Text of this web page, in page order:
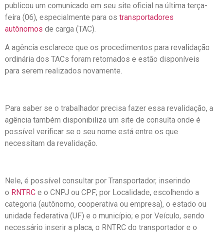
publicou um comunicado em seu site oficial na última terça-
feira (06), especialmente para os transportadores
autônomos de carga (TAC).
A agência esclarece que os procedimentos para revalidação
ordinária dos TACs foram retomados e estão disponíveis
para serem realizados novamente.
Para saber se o trabalhador precisa fazer essa revalidação, a
agência também disponibiliza um site de consulta onde é
possível verificar se o seu nome está entre os que
necessitam da revalidação.
Nele, é possível consultar por Transportador, inserindo
o RNTRC e o CNPJ ou CPF; por Localidade, escolhendo a
categoria (autônomo, cooperativa ou empresa), o estado ou
unidade federativa (UF) e o município; e por Veículo, sendo
necessário inserir a placa, o RNTRC do transportador e o